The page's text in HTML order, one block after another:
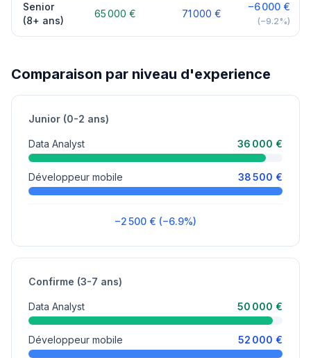
Senior
(8+ ans)
65 000 € 71 000 €
−6 000 €
(−9.2%)
Comparaison par niveau d'experience
Junior (0-2 ans)
Data Analyst 36 000 €
Développeur mobile 38 500 €
−2 500 € (−6.9%)
Confirme (3-7 ans)
Data Analyst 50 000 €
Développeur mobile 52 000 €